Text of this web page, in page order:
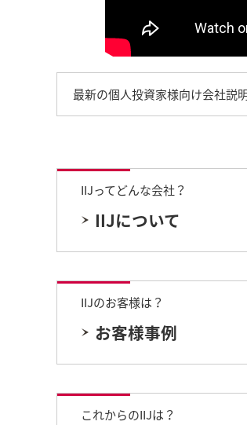
最新の個人投資家様向け会社説
IIJってどんな会社？
IIJについて
IIJのお客様は？
お客様事例
これからのIIJは？